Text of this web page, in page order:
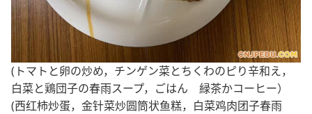
(トマトと卵の炒め，チンゲン菜とちくわのピり辛和え，
白菜と鶏団子の春雨スープ，ごはん 緑茶かコーヒー）
(西红柿炒蛋，金针菜炒圆筒状鱼糕，白菜鸡肉团子春雨